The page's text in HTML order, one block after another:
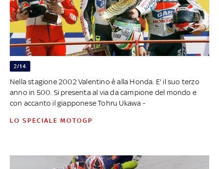
2/14
Nella stagione 2002 Valentino è alla Honda. E' il suo terzo
anno in 500. Si presenta al via da campione del mondo e
con accanto il giapponese Tohru Ukawa -
LO SPECIALE MOTOGP